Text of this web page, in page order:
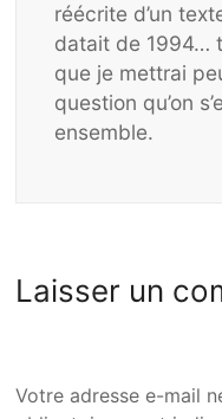
réécrite d’un
datait de 1994…
que je mettrai
question qu’on
ensemble.
Laisser un
Votre adresse e-mail